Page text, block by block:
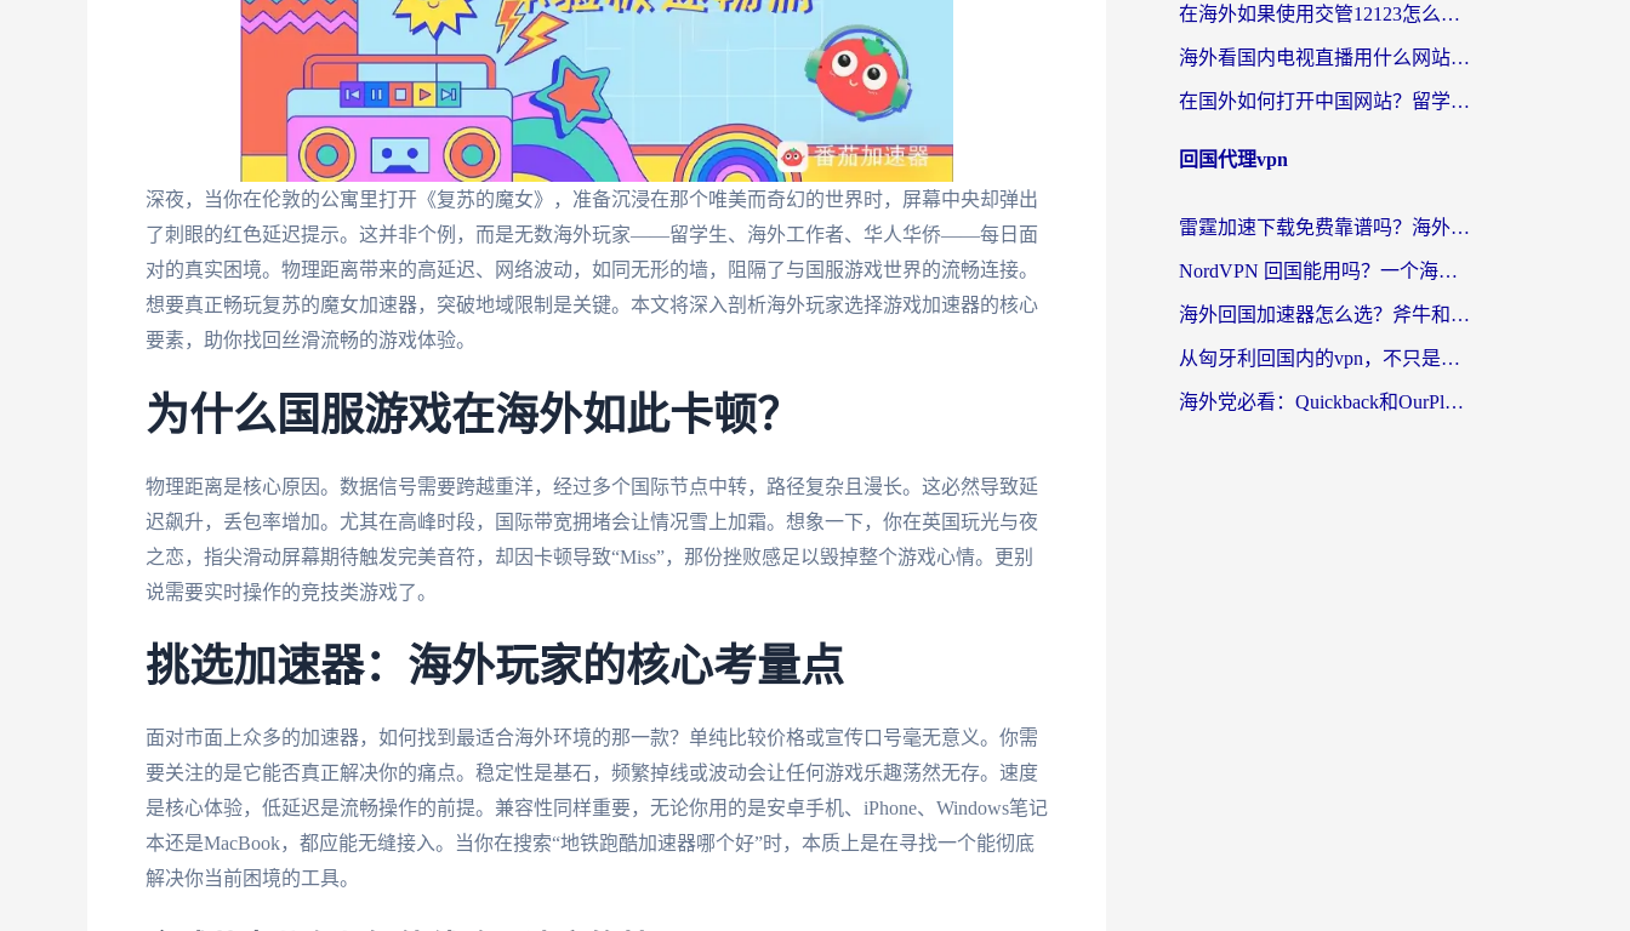
深夜，当你在伦敦的公寓里打开《复苏的魔女》，准备沉浸在那个唯美而奇幻的世界时，屏幕中央却弹出
了刺眼的红色延迟提示。这并非个例，而是无数海外玩家——留学生、海外工作者、华人华侨——每日面
对的真实困境。物理距离带来的高延迟、网络波动，如同无形的墙，阻隔了与国服游戏世界的流畅连接。
想要真正畅玩复苏的魔女加速器，突破地域限制是关键。本文将深入剖析海外玩家选择游戏加速器的核心
要素，助你找回丝滑流畅的游戏体验。
为什么国服游戏在海外如此卡顿？
物理距离是核心原因。数据信号需要跨越重洋，经过多个国际节点中转，路径复杂且漫长。这必然导致延
迟飙升，丢包率增加。尤其在高峰时段，国际带宽拥堵会让情况雪上加霜。想象一下，你在英国玩光与夜
之恋，指尖滑动屏幕期待触发完美音符，却因卡顿导致“Miss”，那份挫败感足以毁掉整个游戏心情。更别
说需要实时操作的竞技类游戏了。
挑选加速器：海外玩家的核心考量点
面对市面上众多的加速器，如何找到最适合海外环境的那一款？单纯比较价格或宣传口号毫无意义。你需
要关注的是它能否真正解决你的痛点。稳定性是基石，频繁掉线或波动会让任何游戏乐趣荡然无存。速度
是核心体验，低延迟是流畅操作的前提。兼容性同样重要，无论你用的是安卓手机、iPhone、Windows笔记
本还是MacBook，都应能无缝接入。当你在搜索“地铁跑酷加速器哪个好”时，本质上是在寻找一个能彻底
解决你当前困境的工具。
在海外如果使用交管12123怎么处理？留学生亲测有效的回国加速方案
海外看国内电视直播用什么网站比较好？一篇解决你所有追剧难题的实用指南
在国外如何打开中国网站？留学生与海外华人的无缝访问指南
回国代理vpn
雷霆加速下载免费靠谱吗？海外党选回国加速器的避坑指南（附热门工具对比）
NordVPN 回国能用吗？一个海外用户必须面对的真实困境
海外回国加速器怎么选？斧牛和海龟哪个好？一篇帮你避开坑的实用指南
从匈牙利回国内的vpn，不只是为了刷剧那么简单
海外党必看：Quickback和OurPlay好用吗？3分钟选对回国加速器，无缝刷剧玩游戏